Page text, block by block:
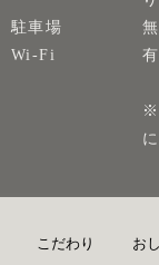
駐車場
無
Wi-Fi
有
※
こだわり お